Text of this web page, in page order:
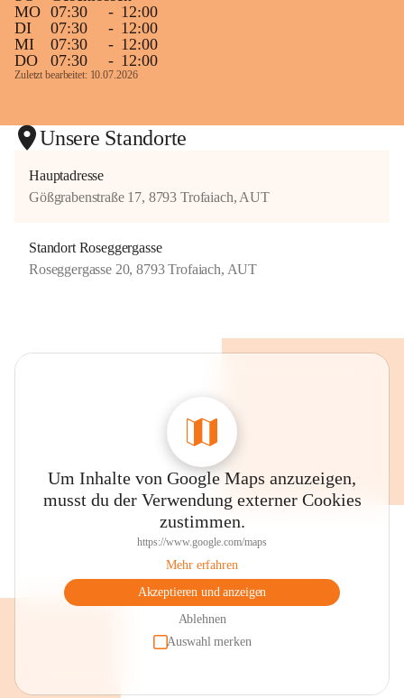
MO 07:30 - 12:00
DI
07:30 - 12:00
MI
07:30 - 12:00
DO
07:30 - 12:00
Zuletzt bearbeitet: 10.07.2026
Unsere Standorte
Hauptadresse
Gößgrabenstraße 17, 8793 Trofaiach, AUT
Standort Roseggergasse
Roseggergasse 20, 8793 Trofaiach, AUT
Um Inhalte von Google Maps anzuzeigen,
musst du der Verwendung externer Cookies
zustimmen.
https://www.google.com/maps
Mehr erfahren
Akzeptieren und anzeigen
Ablehnen
Auswahl merken